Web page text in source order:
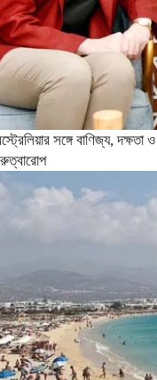
সঙ্গে বাণিজ্য, দক্ষতা